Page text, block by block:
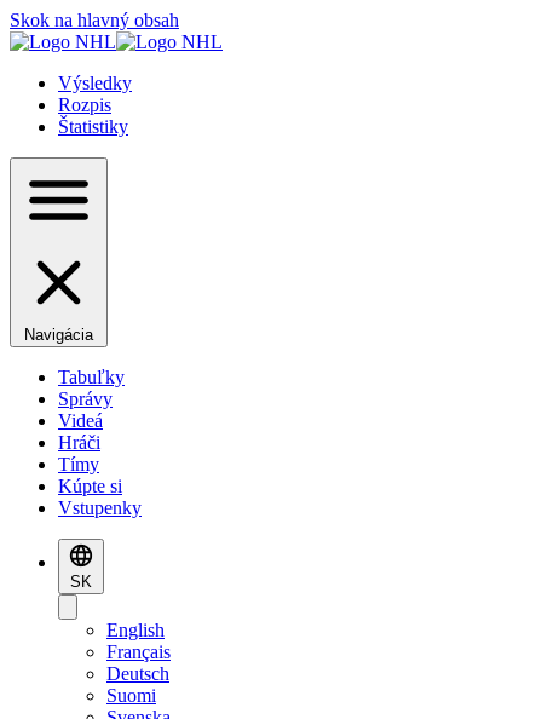
Skok na hlavný obsah
Výsledky
Rozpis
Štatistiky
Navigácia
Tabuľky
Správy
Videá
Hráči
Tímy
Kúpte si
Vstupenky
SK
English
Français
Deutsch
Suomi